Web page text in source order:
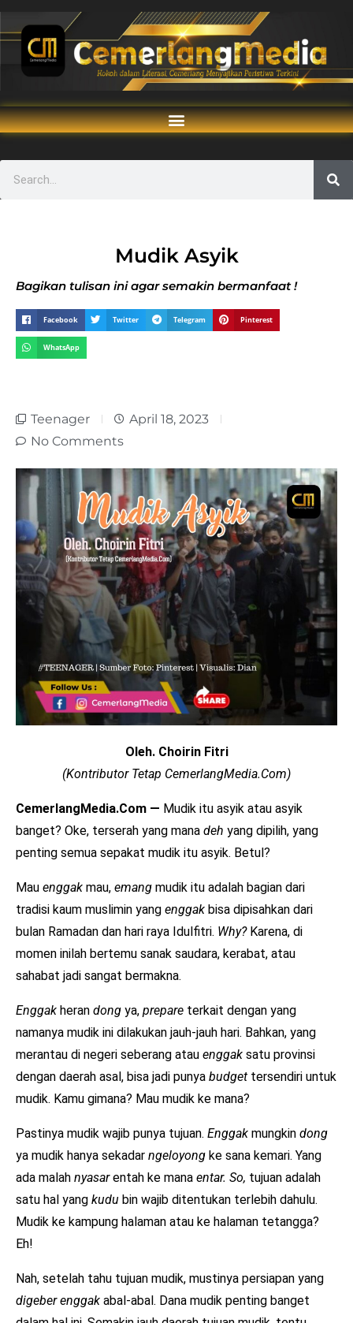
Mudik Asyik
Bagikan tulisan ini agar semakin bermanfaat !
Facebook Twitter Telegram Pinterest
WhatsApp
Teenager
April 18, 2023
No Comments
Oleh. Choirin Fitri
(Kontributor Tetap CemerlangMedia.Com)
CemerlangMedia.Com — Mudik itu asyik atau asyik
banget? Oke, terserah yang mana deh yang dipilih, yang
penting semua sepakat mudik itu asyik. Betul?
Mau enggak mau, emang mudik itu adalah bagian dari
tradisi kaum muslimin yang enggak bisa dipisahkan dari
bulan Ramadan dan hari raya Idulfitri. Why?Karena, di
momen inilah bertemu sanak saudara, kerabat, atau
sahabat jadi sangat bermakna.
Enggak heran dong ya, prepare terkait dengan yang
namanya mudik ini dilakukan jauh-jauh hari. Bahkan, yang
merantau di negeri seberang atau enggak satu provinsi
dengan daerah asal, bisa jadi punya budget tersendiri untuk
mudik. Kamu gimana? Mau mudik ke mana?
Pastinya mudik wajib punya tujuan. Enggak mungkin dong
ya mudik hanya sekadar ngeloyong ke sana kemari. Yang
ada malah nyasarentah ke mana entar. So, tujuan adalah
satu hal yang kudu bin wajib ditentukan terlebih dahulu.
Mudik ke kampung halaman atau ke halaman tetangga?
Eh!
Nah, setelah tahu tujuan mudik, mustinya persiapan yang
digeber enggak abal-abal. Dana mudik penting banget